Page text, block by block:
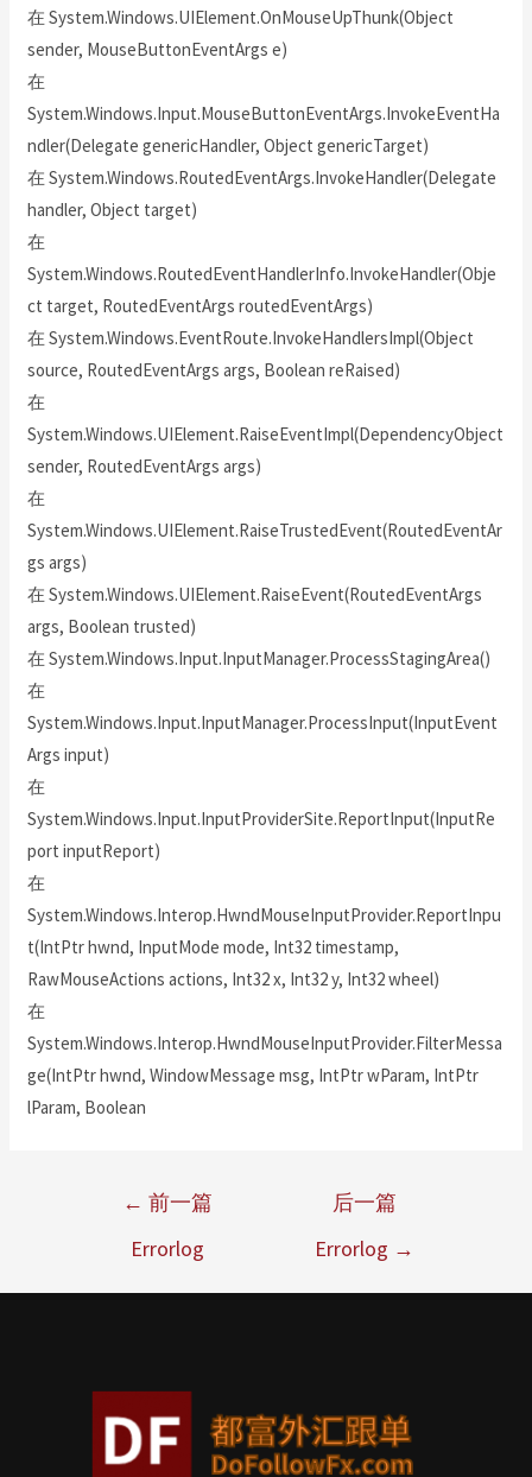
在 System.Windows.UIElement.OnMouseUpThunk(Object
sender, MouseButtonEventArgs e)
在
System.Windows.Input.MouseButtonEventArgs.InvokeEventHa
ndler(Delegate genericHandler, Object genericTarget)
在 System.Windows.RoutedEventArgs.InvokeHandler(Delegate
handler, Object target)
在
System.Windows.RoutedEventHandlerInfo.InvokeHandler(Obje
ct target, RoutedEventArgs routedEventArgs)
在 System.Windows.EventRoute.InvokeHandlersImpl(Object
source, RoutedEventArgs args, Boolean reRaised)
在
System.Windows.UIElement.RaiseEventImpl(DependencyObject
sender, RoutedEventArgs args)
在
System.Windows.UIElement.RaiseTrustedEvent(RoutedEventAr
gs args)
在 System.Windows.UIElement.RaiseEvent(RoutedEventArgs
args, Boolean trusted)
在 System.Windows.Input.InputManager.ProcessStagingArea()
在
System.Windows.Input.InputManager.ProcessInput(InputEvent
Args input)
在
System.Windows.Input.InputProviderSite.ReportInput(InputRe
port inputReport)
在
System.Windows.Interop.HwndMouseInputProvider.ReportInpu
t(IntPtr hwnd, InputMode mode, Int32 timestamp,
RawMouseActions actions, Int32 x, Int32 y, Int32 wheel)
在
System.Windows.Interop.HwndMouseInputProvider.FilterMessa
ge(IntPtr hwnd, WindowMessage msg, IntPtr wParam, IntPtr
lParam, Boolean
← 前一篇
Errorlog
后一篇
Errorlog →